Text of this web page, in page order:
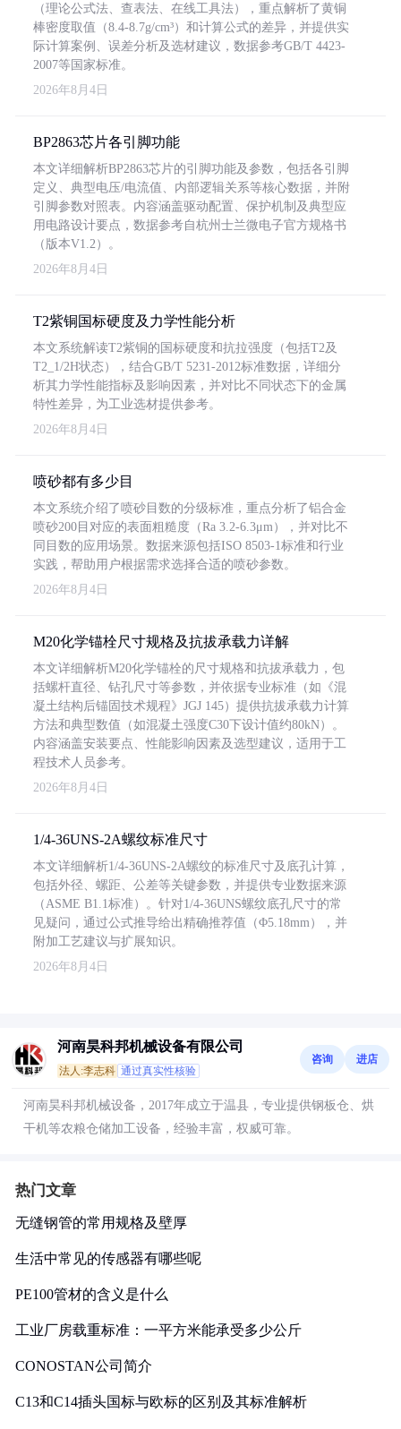
（理论公式法、查表法、在线工具法），重点解析了黄铜
棒密度取值（8.4-8.7g/cm³）和计算公式的差异，并提供实
际计算案例、误差分析及选材建议，数据参考GB/T 4423-
2007等国家标准。
2026年8月4日
BP2863芯片各引脚功能
本文详细解析BP2863芯片的引脚功能及参数，包括各引脚
定义、典型电压/电流值、内部逻辑关系等核心数据，并附
引脚参数对照表。内容涵盖驱动配置、保护机制及典型应
用电路设计要点，数据参考自杭州士兰微电子官方规格书
（版本V1.2）。
2026年8月4日
T2紫铜国标硬度及力学性能分析
本文系统解读T2紫铜的国标硬度和抗拉强度（包括T2及
T2_1/2H状态），结合GB/T 5231-2012标准数据，详细分
析其力学性能指标及影响因素，并对比不同状态下的金属
特性差异，为工业选材提供参考。
2026年8月4日
喷砂都有多少目
本文系统介绍了喷砂目数的分级标准，重点分析了铝合金
喷砂200目对应的表面粗糙度（Ra 3.2-6.3μm），并对比不
同目数的应用场景。数据来源包括ISO 8503-1标准和行业
实践，帮助用户根据需求选择合适的喷砂参数。
2026年8月4日
M20化学锚栓尺寸规格及抗拔承载力详解
本文详细解析M20化学锚栓的尺寸规格和抗拔承载力，包
括螺杆直径、钻孔尺寸等参数，并依据专业标准（如《混
凝土结构后锚固技术规程》JGJ 145）提供抗拔承载力计算
方法和典型数值（如混凝土强度C30下设计值约80kN）。
内容涵盖安装要点、性能影响因素及选型建议，适用于工
程技术人员参考。
2026年8月4日
1/4-36UNS-2A螺纹标准尺寸
本文详细解析1/4-36UNS-2A螺纹的标准尺寸及底孔计算，
包括外径、螺距、公差等关键参数，并提供专业数据来源
（ASME B1.1标准）。针对1/4-36UNS螺纹底孔尺寸的常
见疑问，通过公式推导给出精确推荐值（Φ5.18mm），并
附加工艺建议与扩展知识。
2026年8月4日
河南昊科邦机械设备有限公司
法人:李志科 通过真实性核验
咨询 进店
河南昊科邦机械设备，2017年成立于温县，专业提供钢板仓、烘
干机等农粮仓储加工设备，经验丰富，权威可靠。
热门文章
无缝钢管的常用规格及壁厚
生活中常见的传感器有哪些呢
PE100管材的含义是什么
工业厂房载重标准：一平方米能承受多少公斤
CONOSTAN公司简介
C13和C14插头国标与欧标的区别及其标准解析